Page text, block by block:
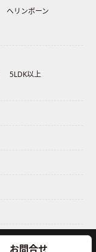
お問合せ
ヘリンボーン
5LDK以上